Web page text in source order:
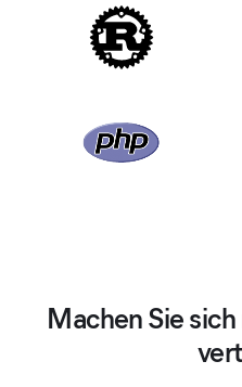
Machen Sie